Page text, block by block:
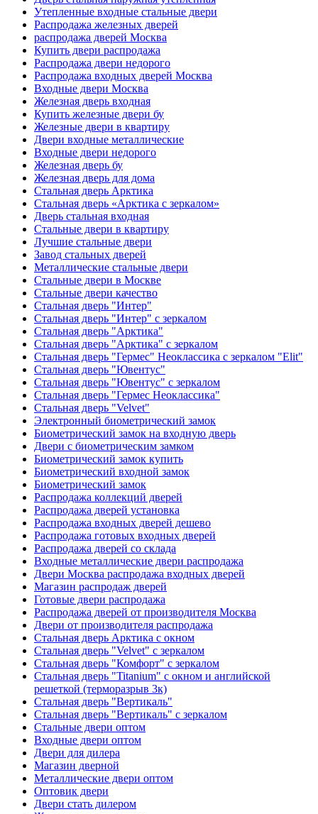
Утепленные входные стальные двери
Распродажа железных дверей
распродажа дверей Москва
Купить двери распродажа
Распродажа двери недорого
Распродажа входных дверей Москва
Входные двери Москва
Железная дверь входная
Купить железные двери бу
Железные двери в квартиру
Двери входные металлические
Входные двери недорого
Железная дверь бу
Железная дверь для дома
Стальная дверь Арктика
Стальная дверь «Арктика с зеркалом»
Дверь стальная входная
Стальные двери в квартиру
Лучшие стальные двери
Завод стальных дверей
Металлические стальные двери
Стальные двери в Москве
Стальные двери качество
Стальная дверь "Интер"
Стальная дверь "Интер" с зеркалом
Стальная дверь "Арктика"
Стальная дверь "Арктика" с зеркалом
Стальная дверь "Гермес" Неоклассика с зеркалом "Elit"
Стальная дверь "Ювентус"
Стальная дверь "Ювентус" с зеркалом
Стальная дверь "Гермес Неоклассика"
Стальная дверь "Velvet"
Электронный биометрический замок
Биометрический замок на входную дверь
Двери с биометрическим замком
Биометрический замок купить
Биометрический входной замок
Биометрический замок
Распродажа коллекций дверей
Распродажа дверей установка
Распродажа входных дверей дешево
Распродажа готовых входных дверей
Распродажа дверей со склада
Входные металлические двери распродажа
Двери Москва распродажа входных дверей
Магазин распродаж дверей
Готовые двери распродажа
Распродажа дверей от производителя Москва
Двери от производителя распродажа
Стальная дверь Арктика с окном
Стальная дверь "Velvet" с зеркалом
Стальная дверь "Комфорт" с зеркалом
Стальная дверь "Titanium" с окном и английской
решеткой (терморазрыв 3к)
Стальная дверь "Вертикаль"
Стальная дверь "Вертикаль" с зеркалом
Стальные двери оптом
Входные двери оптом
Двери для дилера
Магазин дверной
Металлические двери оптом
Оптовик двери
Двери стать дилером